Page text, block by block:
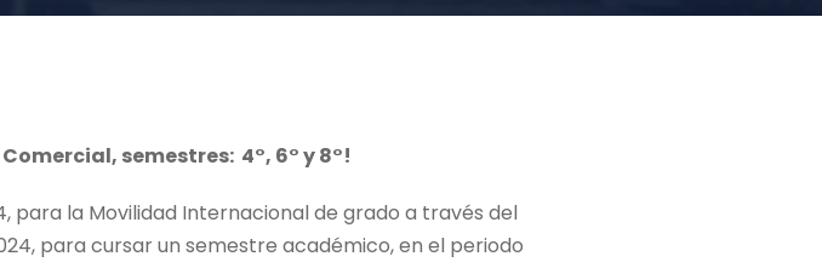
semestres: 4°, 6° y 8°!
para la Movilidad Internacional de grado a través del
para cursar un semestre académico, en el periodo